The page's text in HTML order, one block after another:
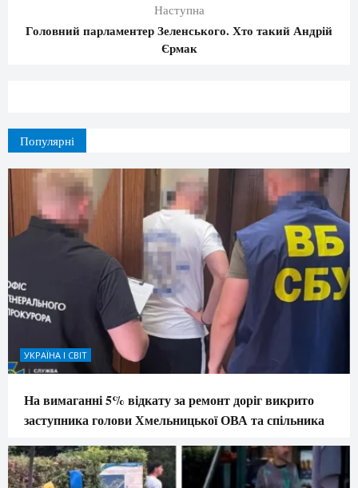
Наступна
Головний парламентер Зеленського. Хто такий Андрій
Єрмак
Популярні
УКРАЇНА І СВІТ
На вимаганні 5% відкату за ремонт доріг викрито
заступника голови Хмельницької ОВА та спільника